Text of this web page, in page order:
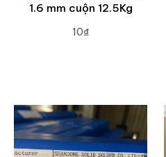
1.6 mm cuộn 12.5Kg
10₫